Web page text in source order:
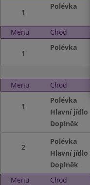
1
Polévka
Menu Chod
1
Polévka
Menu Chod
1
Polévka
Hlavní jídlo
Doplněk
2
Polévka
Hlavní jídlo
Doplněk
Menu
Chod